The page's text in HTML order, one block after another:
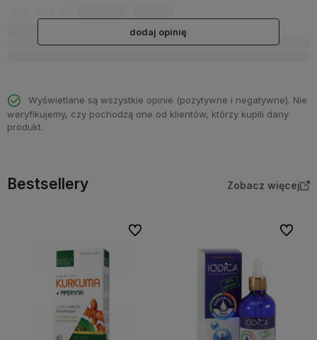
dodaj opinię
Wyświetlane są wszystkie opinie (pozytywne i negatywne). Nie
weryfikujemy, czy pochodzą one od klientów, którzy kupili dany
produkt.
Bestsellery Zobacz więcej
Do ulubionych Do